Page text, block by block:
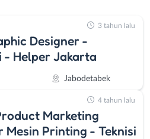
Designer -
- Helper Jakarta
Jabodetabek
3 tahun lalu
Marketing
Printing - Teknisi
4 tahun lalu